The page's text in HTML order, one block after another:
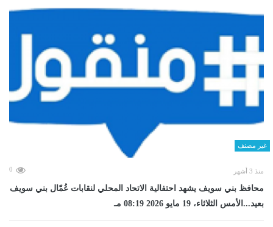
غير مصنف
منذ 3 أشهر 0
محافظ بني سويف يشهد احتفالية الاتحاد المحلي لنقابات عُمّال بني سويف
بعيد...الأمس الثلاثاء، 19 مايو 2026 08:19 مـ